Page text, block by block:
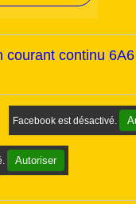
continu
Facebook est désactivé.
Autoriser